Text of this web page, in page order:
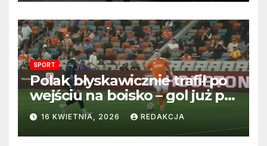
SPORT
Polak błyskawicznie trafił po
wejściu na boisko – gol już po
22 sekundach!
16 KWIETNIA, 2026 REDAKCJA